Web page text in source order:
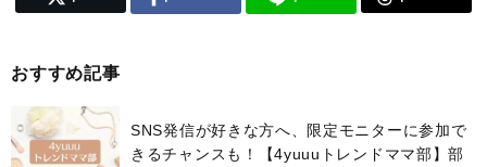
おすすめ記事
SNS発信が好きな方へ、限定モニターに参加で
きるチャンスも！【4yuuuトレンドママ部】部